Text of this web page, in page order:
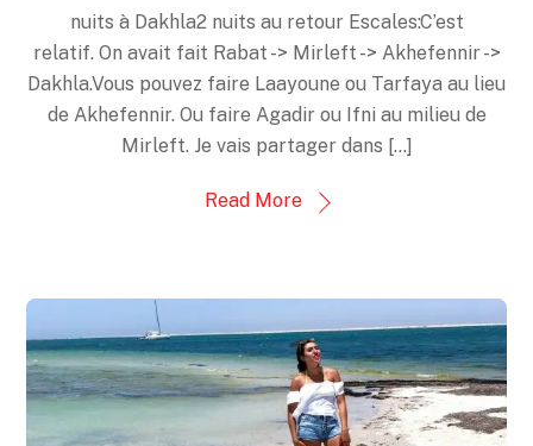
nuits à Dakhla2 nuits au retour Escales:C’est
relatif. On avait fait Rabat -> Mirleft -> Akhefennir ->
Dakhla.Vous pouvez faire Laayoune ou Tarfaya au lieu
de Akhefennir. Ou faire Agadir ou Ifni au milieu de
Mirleft. Je vais partager dans […]
Read More